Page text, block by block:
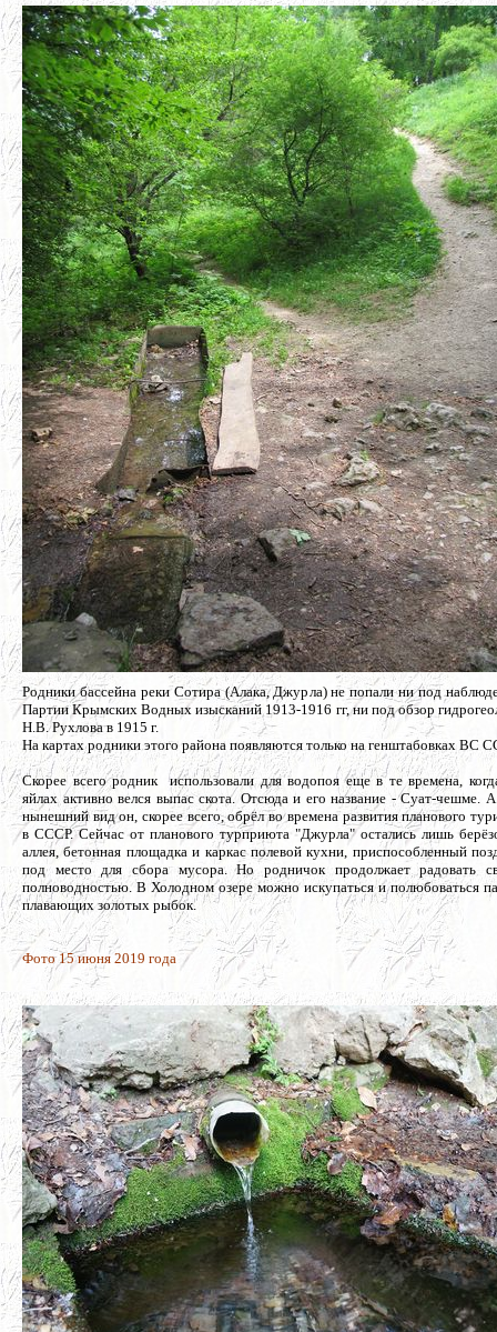
Родники бассейна реки Сотира (Алака, Джурла) не попали ни под
Партии Крымских Водных изысканий 1913-1916 гг, ни под обзор
Н.В. Рухлова в 1915 г.
На картах родники этого района появляются только на генштабовках ВС
Скорее всего родник использовали для водопоя еще в те времена,
яйлах активно велся выпас скота. Отсюда и его название - Суат-чешме.
нынешний вид он, скорее всего, обрёл во времена развития планового
в СССР. Сейчас от планового турприюта "Джурла" остались лишь
аллея, бетонная площадка и каркас полевой кухни, приспособленный
под место для сбора мусора. Но родничок продолжает радовать
полноводностью. В Холодном озере можно искупаться и полюбоваться
плавающих золотых рыбок.
Фото 15 июня 2019 года